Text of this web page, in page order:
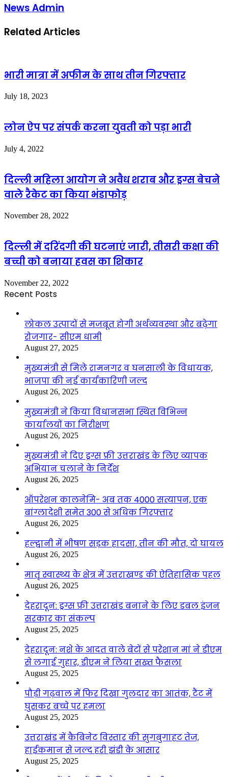
News Admin
Related Articles
भारी मात्रा में अफीम के साथ तीन गिरफ्तार
July 18, 2023
लोन ऐप पर संपर्क करना युवती को पड़ा भारी
July 4, 2022
दिल्ली महिला आयोग ने अवैध शराब और ड्रग्स बेचने
वाले रैकेट का किया भंडाफोड़
November 28, 2022
दिल्ली में दरिंदगी की घटनाएं जारी, तीसरी कक्षा की
बच्ची को बनाया हवस का शिकार
November 22, 2022
Recent Posts
लोकल उत्पादों से मजबूत होगी अर्थव्यवस्था और बढ़ेगा
रोजगार- सीएम धामी
August 27, 2025
मुख्यमंत्री से मिले रामनगर व घनसाली के विधायक,
भाजपा की नई कार्यकारिणी जल्द
August 26, 2025
मुख्यमंत्री ने किया विधानसभा स्थित विभिन्न
कार्यालयों का निरीक्षण
August 26, 2025
मुख्यमंत्री ने दिए ड्रग्स फ्री उत्तराखंड के लिए व्यापक
अभियान चलाने के निर्देश
August 26, 2025
ऑपरेशन कालनेमि- अब तक 4000 सत्यापन, एक
बांग्लादेशी समेत 300 से अधिक गिरफ्तार
August 26, 2025
हल्द्वानी में भीषण सड़क हादसा, तीन की मौत, दो घायल
August 26, 2025
मातृ स्वास्थ्य के क्षेत्र में उत्तराखण्ड की ऐतिहासिक पहल
August 26, 2025
देहरादून: ड्रग्स फ्री उत्तराखंड बनाने के लिए डबल इंजन
सरकार का संकल्प
August 25, 2025
देहरादून: नशे के आदत वाले बेटों से परेशान मां ने डीएम
से लगाई गुहार, डीएम ने लिया सख्त फैसला
August 25, 2025
पौड़ी गढ़वाल में फिर दिखा गुलदार का आतंक, टैंट में
घुसकर बच्चे पर हमला
August 25, 2025
उत्तराखंड में कैबिनेट विस्तार की सुगबुगाहट तेज,
हाईकमान से जल्द हरी झंडी के आसार
August 25, 2025